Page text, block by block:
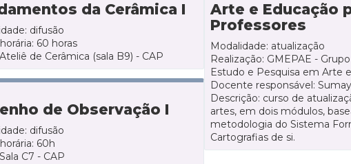
Arte e Educação
Professores
Modalidade: atualização
Realização: GMEPAE -
Estudo e Pesquisa em Arte
Docente responsável:
Descrição: curso de
artes, em dois módulos,
metodologia do Sistema
Cartografias de si.
da Cerâmica I
difusão
60 horas
de Cerâmica (sala B9) - CAP
de Observação I
difusão
60h
C7 - CAP